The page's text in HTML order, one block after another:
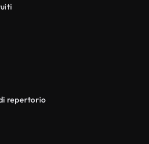
repertorio